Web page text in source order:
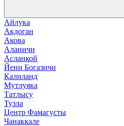
Айлука
Акдоган
Акова
Аланичи
Асланкой
Йени Богазичи
Калиланд
Мутлуяка
Татлысу
Тузла
Центр Фамагусты
Чанаккале